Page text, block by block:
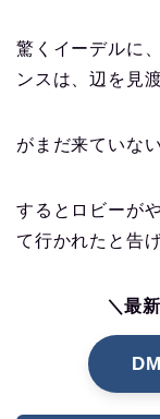
驚くイーデルに
ンスは、辺を見
がまだ来ていな
するとロビーが
て行かれたと告
＼最